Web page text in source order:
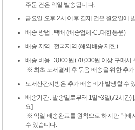
주문 건은 익일 발송됩니다.
금요일 오후 2시 이후 결제 건은 월요일에
배송 방법 : 택배 (배송업체-CJ대한통운)
배송 지역 : 전국지역 (해외배송 제한)
배송 비용 : 3,000원 (70,000원 이상 구매시
※ 최초 도서결제 후 묶음 배송을 위한 추
도서산간지방은 추가 배송비가 발생할 수
배송기간 : 발송일로부터 1일~3일(72시간)
요]
※ 익일 배송완료를 원칙으로 하지만 택배
수 있습니다.